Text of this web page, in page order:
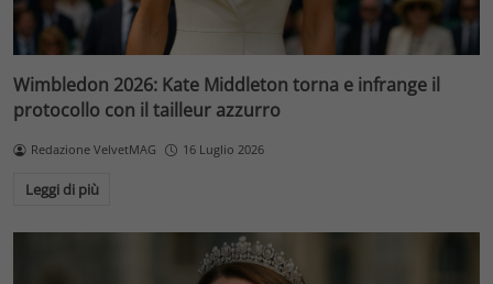
Wimbledon 2026: Kate Middleton torna e infrange il
protocollo con il tailleur azzurro
Redazione VelvetMAG 16 Luglio 2026
Leggi di più